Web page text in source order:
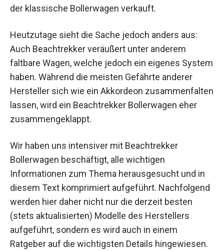
der klassische Bollerwagen verkauft.
Heutzutage sieht die Sache jedoch anders aus:
Auch Beachtrekker veräußert unter anderem
faltbare Wagen, welche jedoch ein eigenes System
haben. Während die meisten Gefährte anderer
Hersteller sich wie ein Akkordeon zusammenfalten
lassen, wird ein Beachtrekker Bollerwagen eher
zusammengeklappt.
Wir haben uns intensiver mit Beachtrekker
Bollerwagen beschäftigt, alle wichtigen
Informationen zum Thema herausgesucht und in
diesem Text komprimiert aufgeführt. Nachfolgend
werden hier daher nicht nur die derzeit besten
(stets aktualisierten) Modelle des Herstellers
aufgeführt, sondern es wird auch in einem
Ratgeber auf die wichtigsten Details hingewiesen.